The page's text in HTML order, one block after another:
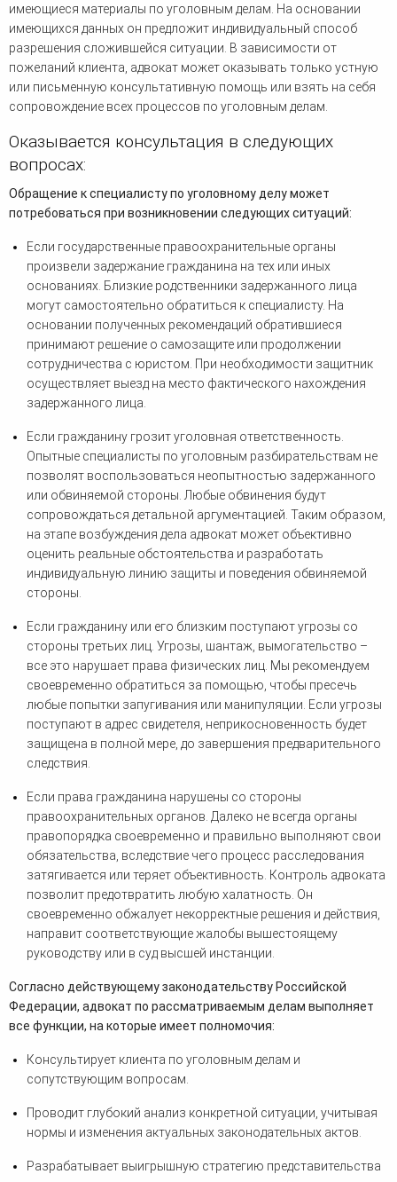
имеющиеся материалы по уголовным делам. На основании
имеющихся данных он предложит индивидуальный способ
разрешения сложившейся ситуации. В зависимости от
пожеланий клиента, адвокат может оказывать только устную
или письменную консультативную помощь или взять на себя
сопровождение всех процессов по уголовным делам.
Оказывается консультация в следующих
вопросах:
Обращение к специалисту по уголовному делу может
потребоваться при возникновении следующих ситуаций:
Если государственные правоохранительные органы
произвели задержание гражданина на тех или иных
основаниях. Близкие родственники задержанного лица
могут самостоятельно обратиться к специалисту. На
основании полученных рекомендаций обратившиеся
принимают решение о самозащите или продолжении
сотрудничества с юристом. При необходимости защитник
осуществляет выезд на место фактического нахождения
задержанного лица.
Если гражданину грозит уголовная ответственность.
Опытные специалисты по уголовным разбирательствам не
позволят воспользоваться неопытностью задержанного
или обвиняемой стороны. Любые обвинения будут
сопровождаться детальной аргументацией. Таким образом,
на этапе возбуждения дела адвокат может объективно
оценить реальные обстоятельства и разработать
индивидуальную линию защиты и поведения обвиняемой
стороны.
Если гражданину или его близким поступают угрозы со
стороны третьих лиц. Угрозы, шантаж, вымогательство –
все это нарушает права физических лиц. Мы рекомендуем
своевременно обратиться за помощью, чтобы пресечь
любые попытки запугивания или манипуляции. Если угрозы
поступают в адрес свидетеля, неприкосновенность будет
защищена в полной мере, до завершения предварительного
следствия.
Если права гражданина нарушены со стороны
правоохранительных органов. Далеко не всегда органы
правопорядка своевременно и правильно выполняют свои
обязательства, вследствие чего процесс расследования
затягивается или теряет объективность. Контроль адвоката
позволит предотвратить любую халатность. Он
своевременно обжалует некорректные решения и действия,
направит соответствующие жалобы вышестоящему
руководству или в суд высшей инстанции.
Согласно действующему законодательству Российской
Федерации, адвокат по рассматриваемым делам выполняет
все функции, на которые имеет полномочия:
Консультирует клиента по уголовным делам и
сопутствующим вопросам.
Проводит глубокий анализ конкретной ситуации, учитывая
нормы и изменения актуальных законодательных актов.
Разрабатывает выигрышную стратегию представительства